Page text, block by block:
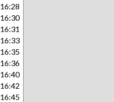
16:28
16:30
16:31
16:33
16:35
16:36
16:40
16:42
16:45